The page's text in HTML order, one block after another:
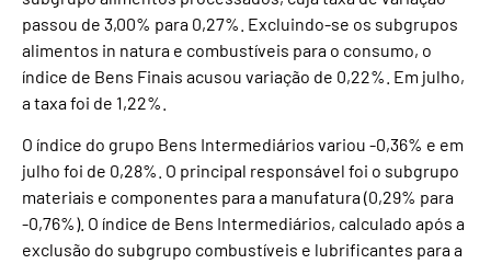
passou de 3,00% para 0,27%. Excluindo-se os subgrupos
alimentos in natura e combustíveis para o consumo, o
índice de Bens Finais acusou variação de 0,22%. Em julho,
a taxa foi de 1,22%.
O índice do grupo Bens Intermediários variou -0,36% e em
julho foi de 0,28%. O principal responsável foi o subgrupo
materiais e componentes para a manufatura (0,29% para
-0,76%). O índice de Bens Intermediários, calculado após a
exclusão do subgrupo combustíveis e lubrificantes para a